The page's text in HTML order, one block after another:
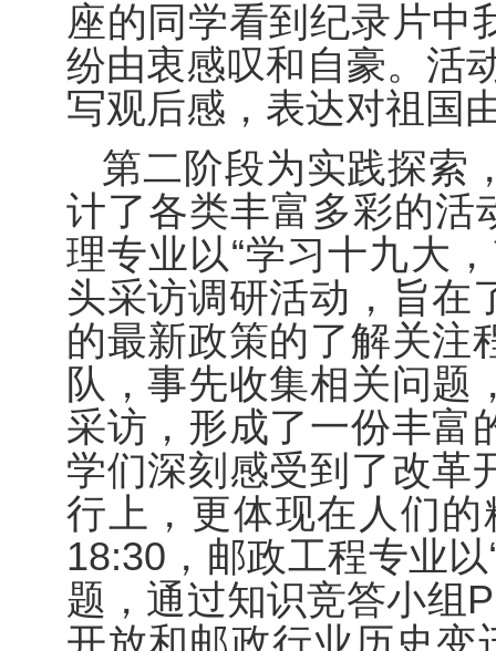
座的同学看到纪录片中
纷由衷感叹和自豪。活
写观后感，表达对祖国
第二阶段为实践探索
计了各类丰富多彩的活
理专业以“学习十九大
头采访调研活动，旨在
的最新政策的了解关注
队，事先收集相关问题
采访，形成了一份丰富
学们深刻感受到了改革
行上，更体现在人们
18:30，邮政工程专业
题，通过知识竞答小组